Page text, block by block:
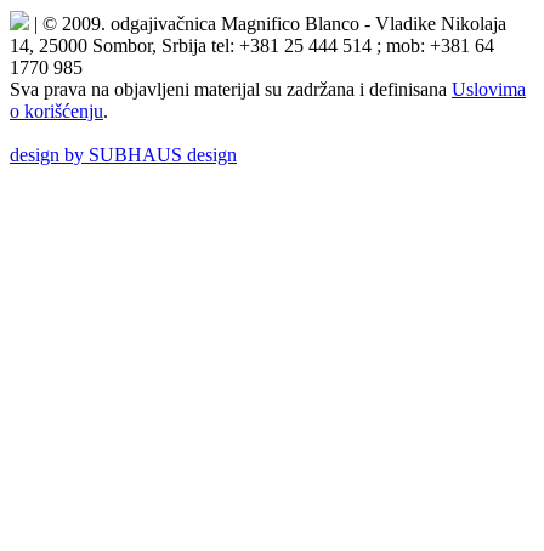
| © 2009. odgajivačnica Magnifico Blanco - Vladike Nikolaja
14, 25000 Sombor, Srbija tel: +381 25 444 514 ; mob: +381 64
1770 985
Sva prava na objavljeni materijal su zadržana i definisana Uslovima
o korišćenju.
design by SUBHAUS design